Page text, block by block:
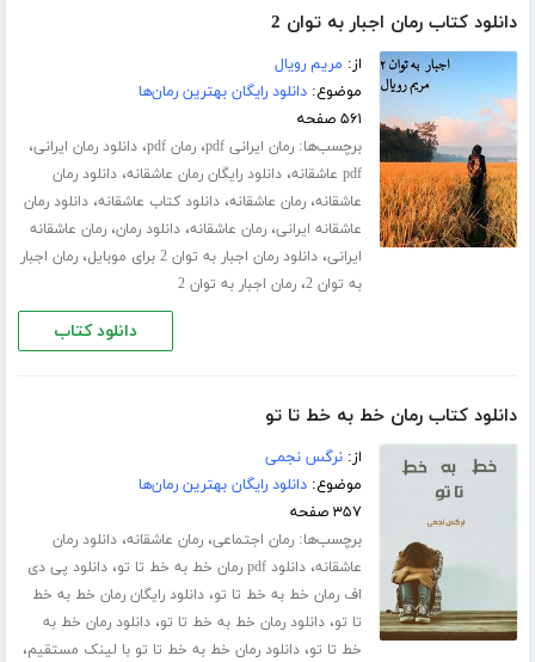
دانلود کتاب رمان اجبار به توان 2
از: مریم رویال
موضوع:دانلود رایگان بهترین رمان‌ها
۵۶۱ صفحه
برچسب‌ها:رمان ایرانی pdf ،رمان pdf ،دانلود رمان ایرانی،
pdf عاشقانه ،دانلود رایگان رمان عاشقانه،دانلود رمان
عاشقانه،رمان عاشقانه،دانلود کتاب عاشقانه،دانلود رمان
عاشقانه ایرانی،رمان عاشقانه،دانلود رمان،رمان عاشقانه
ایرانی،دانلود رمان اجبار به توان 2 برای موبایل ،رمان اجبار
به توان 2 ،رمان اجبار به توان 2
دانلود کتاب
دانلود کتاب رمان خط به خط تا تو
از:نرگس نجمی
موضوع:دانلود رایگان بهترین رمان‌ها
۳۵۷ صفحه
برچسب‌ها:رمان اجتماعی،رمان عاشقانه،دانلود رمان
عاشقانه،دانلود pdf رمان خط به خط تا تو ،دانلود پی دی
اف رمان خط به خط تا تو،دانلود رایگان رمان خط به خط
تا تو،دانلود رمان خط به خط تا تو،دانلود رمان خط به
خط تا تو،دانلود رمان خط به خط تا تو با لینک مستقیم،